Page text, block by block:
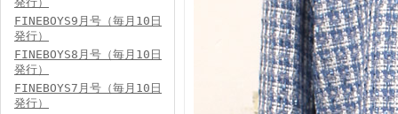
FINEBOYS2024年7月号
FINEBOYS9月号（毎月10日
発行）
FINEBOYS8月号（毎月10日
発行）
FINEBOYS7月号（毎月10日
発行）